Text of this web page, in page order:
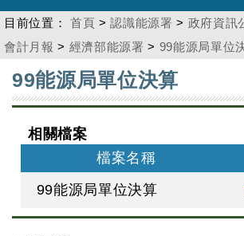
目前位置： 首頁 >認識能源署 > 政府資訊
會計月報 > 經濟部能源署 > 99能源局單位
99能源局單位決算
相關檔案
檔案名稱
99能源局單位決算